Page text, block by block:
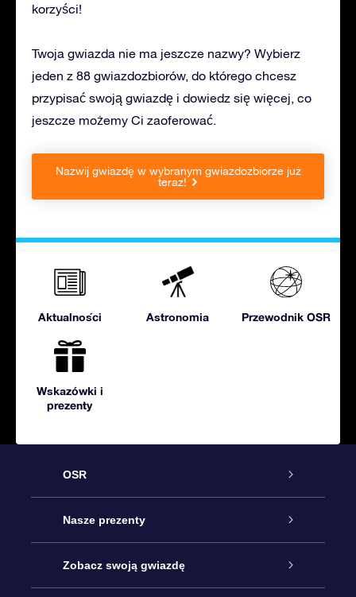
korzyści!
Twoja gwiazda nie ma jeszcze nazwy? Wybierz
jeden z 88 gwiazdozbiorów, do którego chcesz
przypisać swoją gwiazdę i dowiedz się więcej, co
jeszcze możemy Ci zaoferować.
Nazwij gwiazdę w wybranym gwiazdozbiorze już
teraz!
Aktualności Astronomia Przewodnik OSR
Wskazówki i
prezenty
OSR
Obsługa
Kontakt
Nasze prezenty
Podarunek Gwiazda Online
Zobacz swoją gwiazdę